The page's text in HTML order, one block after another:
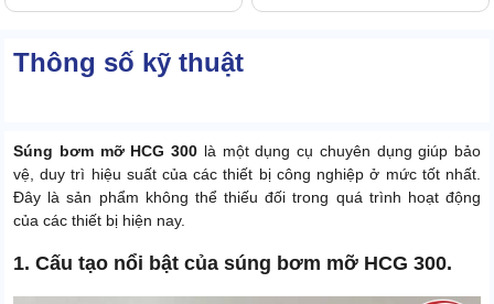
Thông số kỹ thuật
Súng bơm mỡ HCG 300 là một dụng cụ chuyên dụng giúp bảo
vệ, duy trì hiệu suất của các thiết bị công nghiệp ở mức tốt nhất.
Đây là sản phẩm không thể thiếu đối trong quá trình hoạt động
của các thiết bị hiện nay.
1. Cấu tạo nổi bật của súng bơm mỡ HCG 300.